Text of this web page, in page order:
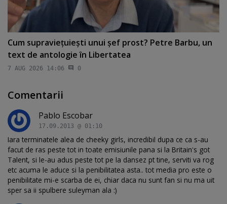
Cum supravieţuieşti unui şef prost? Petre Barbu, un
text de antologie în Libertatea
7 AUG 2026 14:06 0
Comentarii
Pablo Escobar
17.09.2013 @ 01:10
Iara terminatele alea de cheeky girls, incredibil dupa ce ca s-au
facut de ras peste tot in toate emisiunile pana si la Britain's got
Talent, si le-au adus peste tot pe la dansez pt tine, serviti va rog
etc acuma le aduce si la penibilitatea asta.. tot media pro este o
penibilitate mi-e scarba de ei, chiar daca nu sunt fan si nu ma uit
sper sa ii spulbere suleyman ala :)